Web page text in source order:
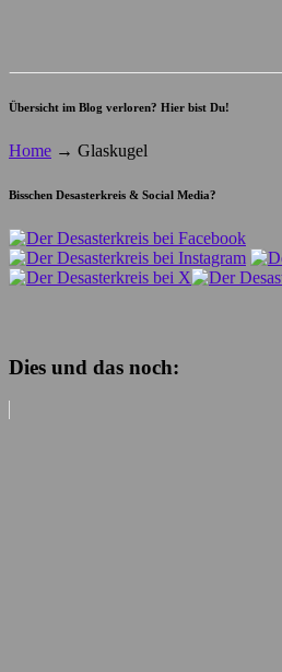
Übersicht im Blog verloren? Hier bist Du!
Home → Glaskugel
Bisschen Desasterkreis & Social Media?
Dies und das noch: